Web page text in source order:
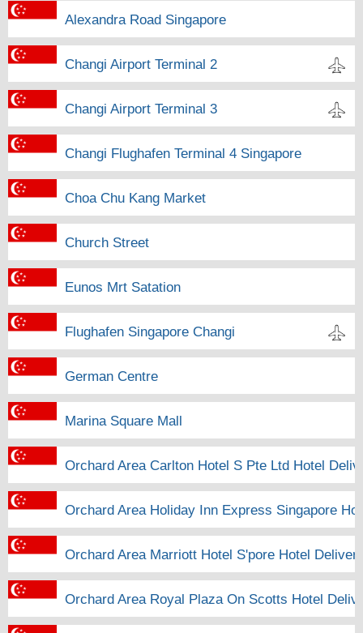
Alexandra Road Singapore
Changi Airport Terminal 2
Changi Airport Terminal 3
Changi Flughafen Terminal 4 Singapore
Choa Chu Kang Market
Church Street
Eunos Mrt Satation
Flughafen Singapore Changi
German Centre
Marina Square Mall
Orchard Area Carlton Hotel S Pte Ltd Hotel
Orchard Area Holiday Inn Express Singapore
Orchard Area Marriott Hotel S'pore Hotel
Orchard Area Royal Plaza On Scotts Hotel